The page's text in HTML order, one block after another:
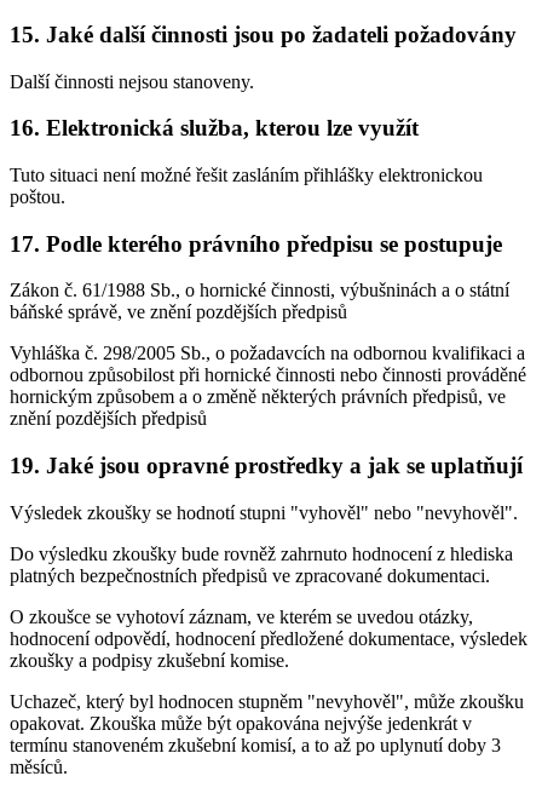
15. Jaké další činnosti jsou po žadateli požadovány
Další činnosti nejsou stanoveny.
16. Elektronická služba, kterou lze využít
Tuto situaci není možné řešit zasláním přihlášky elektronickou
poštou.
17. Podle kterého právního předpisu se postupuje
Zákon č. 61/1988 Sb., o hornické činnosti, výbušninách a o státní
báňské správě, ve znění pozdějších předpisů
Vyhláška č. 298/2005 Sb., o požadavcích na odbornou kvalifikaci a
odbornou způsobilost při hornické činnosti nebo činnosti prováděné
hornickým způsobem a o změně některých právních předpisů, ve
znění pozdějších předpisů
19. Jaké jsou opravné prostředky a jak se uplatňují
Výsledek zkoušky se hodnotí stupni "vyhověl" nebo "nevyhověl".
Do výsledku zkoušky bude rovněž zahrnuto hodnocení z hlediska
platných bezpečnostních předpisů ve zpracované dokumentaci.
O zkoušce se vyhotoví záznam, ve kterém se uvedou otázky,
hodnocení odpovědí, hodnocení předložené dokumentace, výsledek
zkoušky a podpisy zkušební komise.
Uchazeč, který byl hodnocen stupněm "nevyhověl", může zkoušku
opakovat. Zkouška může být opakována nejvýše jedenkrát v
termínu stanoveném zkušební komisí, a to až po uplynutí doby 3
měsíců.